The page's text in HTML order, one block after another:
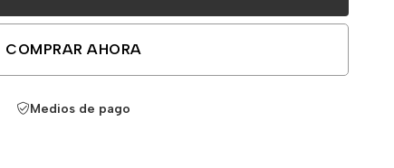
COMPRAR AHORA
Medios de pago